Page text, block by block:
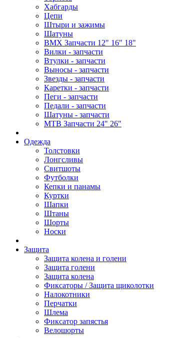
Хабгарды
Цепи
Штыри и зажимы
Шатуны
BMX Запчасти 12" 16" 18"
Вилки - запчасти
Втулки - запчасти
Выносы - запчасти
Звезды - запчасти
Каретки - запчасти
Пеги - запчасти
Педали - запчасти
Шатуны - запчасти
MTB Запчасти 24" 26"
Одежда
Толстовки
Лонгсливы
Свитшоты
Футболки
Кепки и панамы
Куртки
Шапки
Штаны
Шорты
Носки
Защита
Защита колена и голени
Защита голени
Защита колена
Фиксаторы / Защита щиколотки
Налокотники
Перчатки
Шлема
Фиксатор запястья
Велошорты